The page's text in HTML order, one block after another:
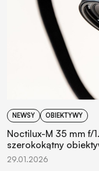
NEWSY OBIEKTYWY
Noctilux-M 35 mm f/
szerokokątny
29.01.2026